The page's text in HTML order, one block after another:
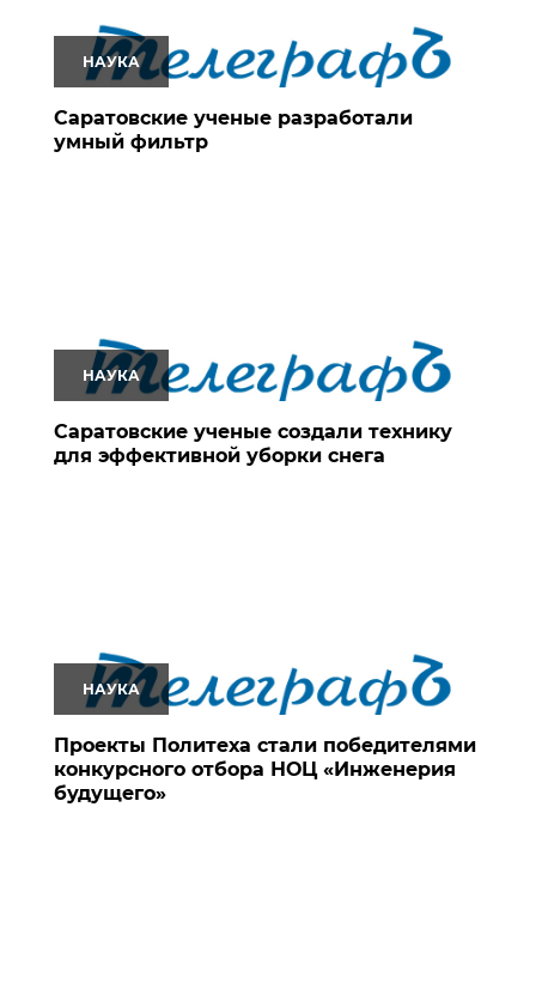
НАУКА
Саратовские ученые разработали
умный фильтр
НАУКА
Саратовские ученые создали технику
для эффективной уборки снега
НАУКА
Проекты Политеха стали победителями
конкурсного отбора НОЦ «Инженерия
будущего»